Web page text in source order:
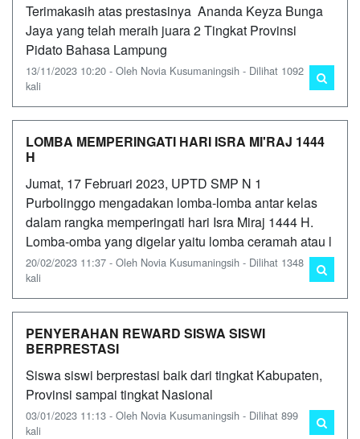
Terimakasih atas prestasinya Ananda Keyza Bunga
Jaya yang telah meraih juara 2 Tingkat Provinsi
Pidato Bahasa Lampung
13/11/2023 10:20 - Oleh Novia Kusumaningsih - Dilihat 1092
kali
LOMBA MEMPERINGATI HARI ISRA MI'RAJ 1444
H
Jumat, 17 Februari 2023, UPTD SMP N 1
Purbolinggo mengadakan lomba-lomba antar kelas
dalam rangka memperingati hari Isra Miraj 1444 H.
Lomba-omba yang digelar yaitu lomba ceramah atau l
20/02/2023 11:37 - Oleh Novia Kusumaningsih - Dilihat 1348
kali
PENYERAHAN REWARD SISWA SISWI
BERPRESTASI
Siswa siswi berprestasi baik dari tingkat Kabupaten,
Provinsi sampai tingkat Nasional
03/01/2023 11:13 - Oleh Novia Kusumaningsih - Dilihat 899
kali